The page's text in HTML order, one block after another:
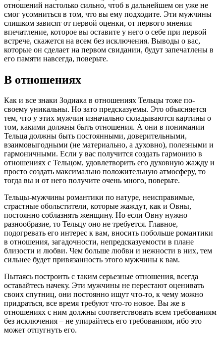
отношений настолько сильно, чтоб в дальнейшем он уже не
смог усомниться в том, что вы ему подходите. Эти мужчины
слишком зависят от первой оценки, от первого мнения –
впечатление, которое вы оставите у него о себе при первой
встрече, скажется на всем без исключения. Выводы о вас,
которые он сделает на первом свидании, будут запечатлены в
его памяти навсегда, поверьте.
В отношениях
Как и все знаки Зодиака в отношениях Тельцы тоже по-
своему уникальны. Но зато предсказуемы. Это объясняется
тем, что у этих мужчин изначально складываются картины о
том, какими должны быть отношения. А они в понимании
Тельца должны быть постоянными, доверительными,
взаимовыгодными (не материально, а духовно), полезными и
гармоничными. Если у вас получится создать гармонию в
отношениях с Тельцом, удовлетворить его духовную жажду и
просто создать максимально положительную атмосферу, то
тогда вы и от него получите очень много, поверьте.
Тельцы-мужчины романтики по натуре, неисправимые,
страстные обольстители, которые жаждут, как и Овны,
постоянно соблазнять женщину. Но если Овну нужно
разнообразие, то Тельцу оно не требуется. Главное,
подогревать его интерес к вам, вносить побольше романтики
в отношения, загадочности, непредсказуемости в плане
близости и любви. Чем больше любви и нежности в них, тем
сильнее будет привязанность этого мужчины к вам.
Пытаясь построить с таким серьезные отношения, всегда
оставайтесь начеку. Эти мужчины не перестают оценивать
своих спутниц, они постоянно ищут что-то, к чему можно
придраться, все время требуют что-то новое. Вы же в
отношениях с ним должны соответствовать всем требованиям
без исключения – не упирайтесь его требованиям, ибо это
может отпугнуть его.